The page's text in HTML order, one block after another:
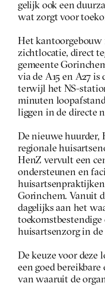
gelijk ook een
wat zorgt voor
Het kantoorgebouw
zichtlocatie, direct
gemeente
via de A15 en A27
terwijl het NS-
minuten
liggen in de directe
De nieuwe huurder,
regionale
HenZ vervult een
ondersteunen en
Gorinchem. Vanuit
dagelijks aan het
toekomstbestendige
huisartsenzorg in de
De keuze voor deze
een goed
van waaruit de